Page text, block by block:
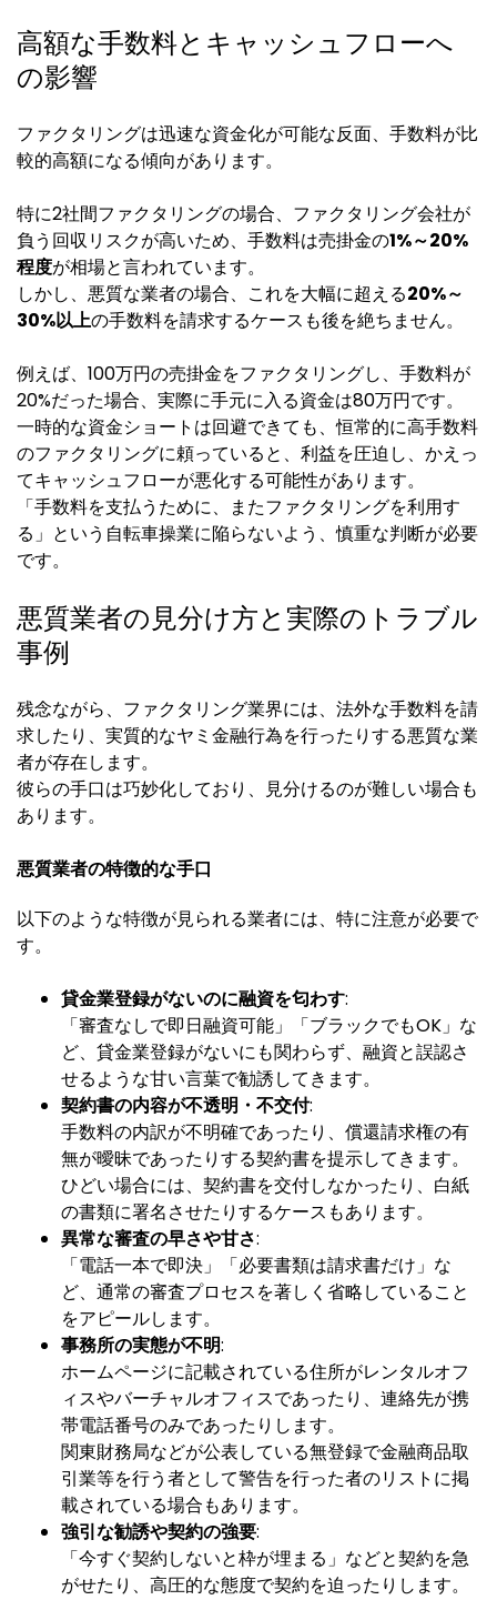
高額な手数料とキャッシュフローへ
の影響
ファクタリングは迅速な資金化が可能な反面、手数料が比
較的高額になる傾向があります。
特に2社間ファクタリングの場合、ファクタリング会社が
負う回収リスクが高いため、手数料は売掛金の1%～20%
程度が相場と言われています。
しかし、悪質な業者の場合、これを大幅に超える20%～
30%以上の手数料を請求するケースも後を絶ちません。
例えば、100万円の売掛金をファクタリングし、手数料が
20%だった場合、実際に手元に入る資金は80万円です。
一時的な資金ショートは回避できても、恒常的に高手数料
のファクタリングに頼っていると、利益を圧迫し、かえっ
てキャッシュフローが悪化する可能性があります。
「手数料を支払うために、またファクタリングを利用す
る」という自転車操業に陥らないよう、慎重な判断が必要
です。
悪質業者の見分け方と実際のトラブル
事例
残念ながら、ファクタリング業界には、法外な手数料を請
求したり、実質的なヤミ金融行為を行ったりする悪質な業
者が存在します。
彼らの手口は巧妙化しており、見分けるのが難しい場合も
あります。
悪質業者の特徴的な手口
以下のような特徴が見られる業者には、特に注意が必要で
す。
貸金業登録がないのに融資を匂わす:
「審査なしで即日融資可能」「ブラックでもOK」な
ど、貸金業登録がないにも関わらず、融資と誤認さ
せるような甘い言葉で勧誘してきます。
契約書の内容が不透明・不交付:
手数料の内訳が不明確であったり、償還請求権の有
無が曖昧であったりする契約書を提示してきます。
ひどい場合には、契約書を交付しなかったり、白紙
の書類に署名させたりするケースもあります。
異常な審査の早さや甘さ:
「電話一本で即決」「必要書類は請求書だけ」な
ど、通常の審査プロセスを著しく省略していること
をアピールします。
事務所の実態が不明:
ホームページに記載されている住所がレンタルオフ
ィスやバーチャルオフィスであったり、連絡先が携
帯電話番号のみであったりします。
関東財務局などが公表している無登録で金融商品取
引業等を行う者として警告を行った者のリストに掲
載されている場合もあります。
強引な勧誘や契約の強要:
「今すぐ契約しないと枠が埋まる」などと契約を急
がせたり、高圧的な態度で契約を迫ったりします。